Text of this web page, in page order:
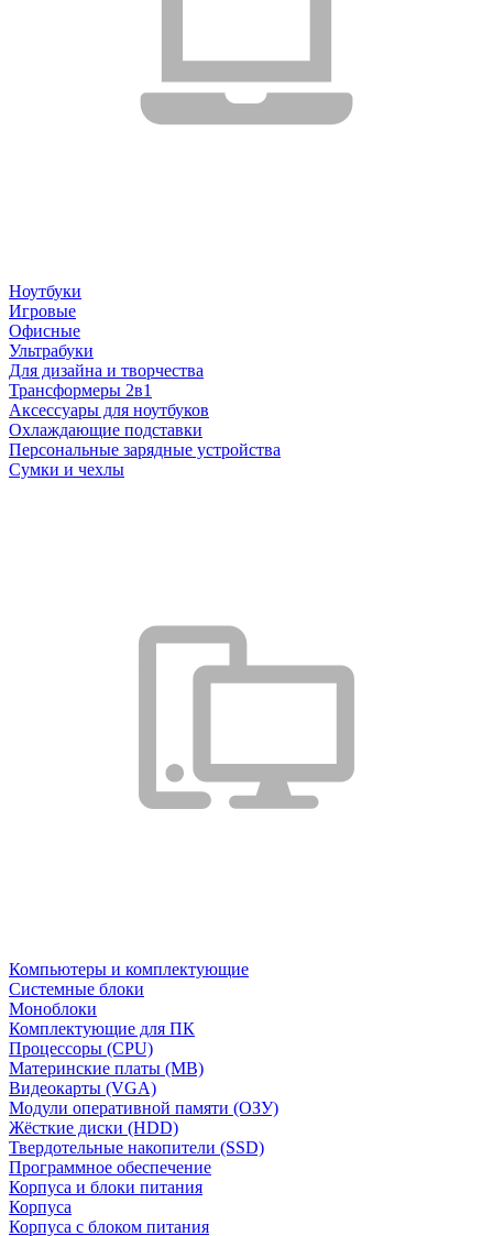
Ноутбуки
Игровые
Офисные
Ультрабуки
Для дизайна и творчества
Трансформеры 2в1
Аксессуары для ноутбуков
Охлаждающие подставки
Персональные зарядные устройства
Сумки и чехлы
Компьютеры и комплектующие
Системные блоки
Моноблоки
Комплектующие для ПК
Процессоры (CPU)
Материнские платы (MB)
Видеокарты (VGA)
Модули оперативной памяти (ОЗУ)
Жёсткие диски (HDD)
Твердотельные накопители (SSD)
Программное обеспечение
Корпуса и блоки питания
Корпуса
Корпуса с блоком питания